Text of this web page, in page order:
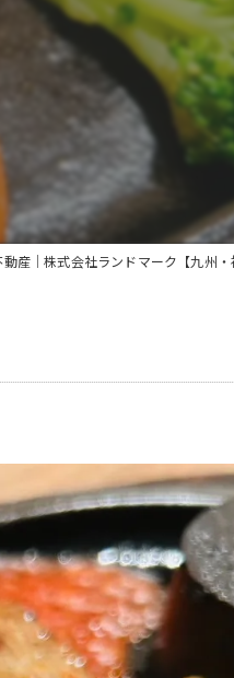
産｜株式会社ランドマーク【九州